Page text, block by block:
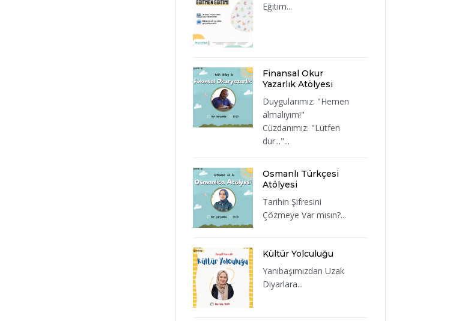
Eğitim...
Finansal Okur
Yazarlık Atölyesi
Duygularımız: "Hemen
almalıyım!"
Cüzdanımız: "Lütfen
dur..."...
Osmanlı Türkçesi
Atölyesi
Tarihin Şifresini
Çözmeye Var mısın?...
Kültür Yolculuğu
Yanıbaşımızdan Uzak
Diyarlara...